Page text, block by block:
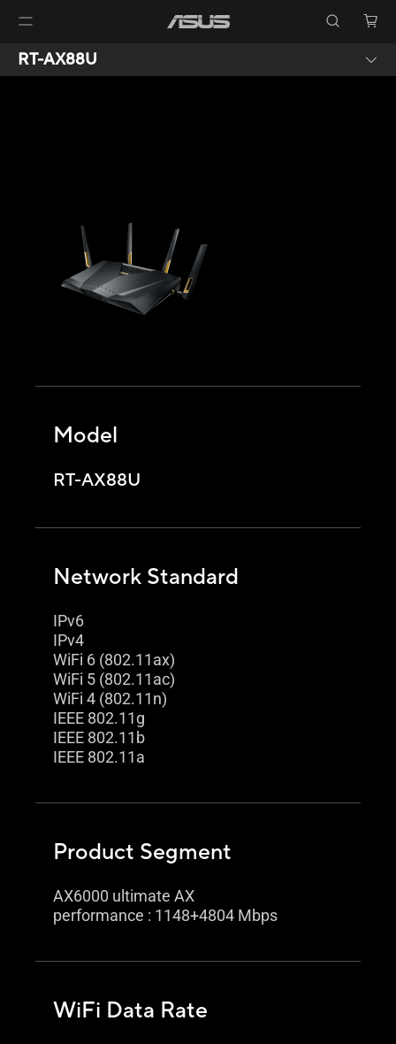
RT-AX88U
Model
RT-AX88U
Network Standard
IPv6
IPv4
WiFi 6 (802.11ax)
WiFi 5 (802.11ac)
WiFi 4 (802.11n)
IEEE 802.11g
IEEE 802.11b
IEEE 802.11a
Product Segment
AX6000 ultimate AX
performance : 1148+4804 Mbps
WiFi Data Rate